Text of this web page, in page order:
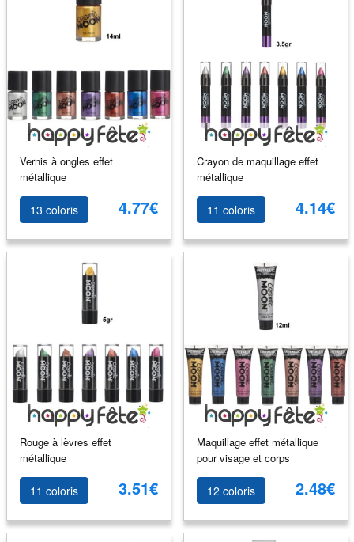
Vernis à ongles effet
métallique
13 coloris 4.77€
Crayon de maquillage effet
métallique
11 coloris 4.14€
Rouge à lèvres effet
métallique
11 coloris 3.51€
Maquillage effet métallique
pour visage et corps
12 coloris 2.48€